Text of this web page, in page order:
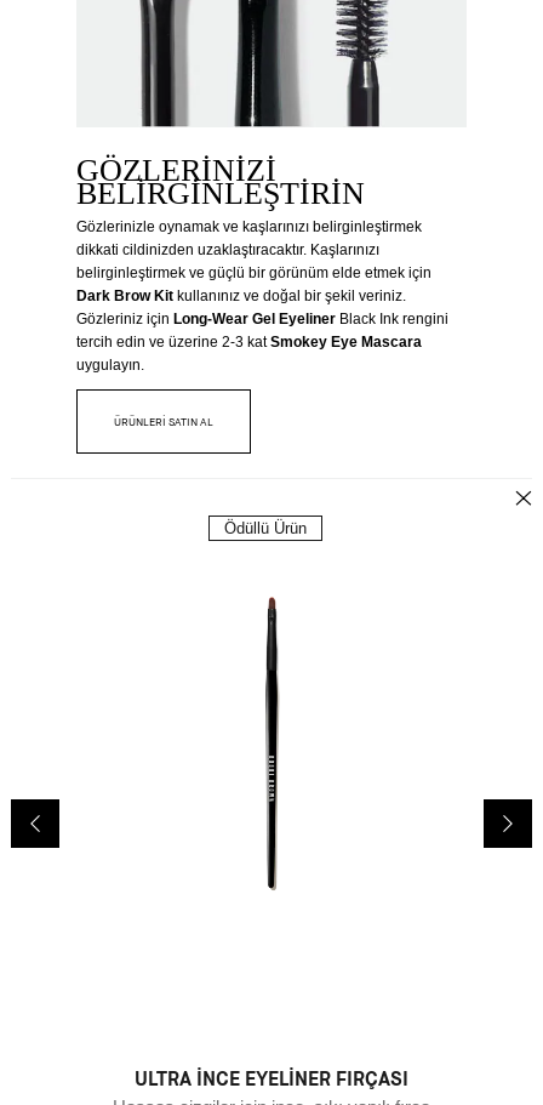
GÖZLERINIZI
BELIRGINLEŞTIRIN
Gözlerinizle oynamak ve kaşlarınızı belirginleştirmek
dikkati cildinizden uzaklaştıracaktır. Kaşlarınızı
belirginleştirmek ve güçlü bir görünüm elde etmek için
Dark Brow Kitkullanınız ve doğal bir şekil veriniz.
Gözleriniz için Long-Wear Gel EyelinerBlack Ink rengini
tercih edin ve üzerine 2-3 katSmokey Eye Mascara
uygulayın.
ÜRÜNLERİ SATIN AL
Ödüllü Ürün
ULTRA İNCE EYELINER FIRÇASI